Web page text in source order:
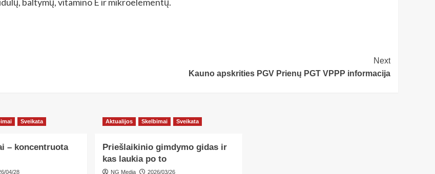
Next
Kauno apskrities PGV Prienų PGT VPPP informacija
Sveikata
– koncentruota
04/28
Aktualijos Skelbimai Sveikata
Priešlaikinio gimdymo gidas ir
kas laukia po to
NG Media 2026/03/26